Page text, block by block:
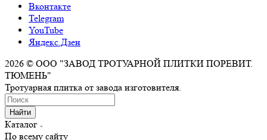
Вконтакте
Telegram
YouTube
Яндекс.Дзен
2026 © ООО "ЗАВОД ТРОТУАРНОЙ ПЛИТКИ ПОРЕВИТ.
ТЮМЕНЬ"
Тротуарная плитка от завода изготовителя.
Найти
Каталог
По всему сайту